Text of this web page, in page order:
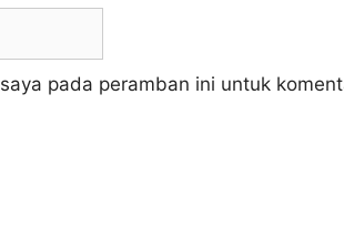
pada peramban ini untuk